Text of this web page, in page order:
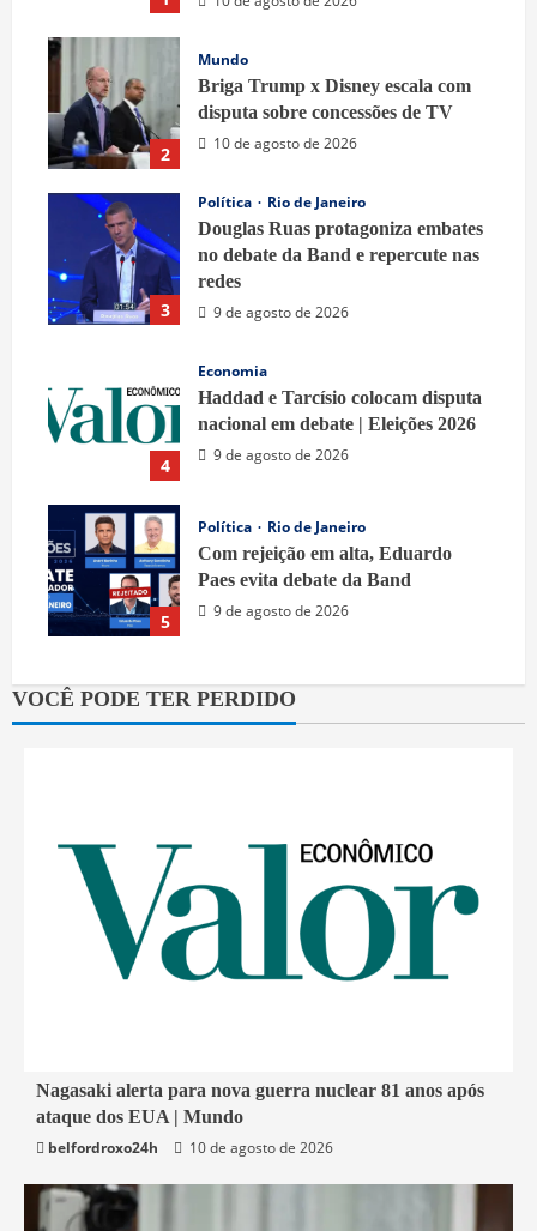
2
Mundo
Briga Trump x Disney escala com
disputa sobre concessões de TV
10 de agosto de 2026
3
Política
Rio de Janeiro
Douglas Ruas protagoniza embates
no debate da Band e repercute nas
redes
9 de agosto de 2026
4
Economia
Haddad e Tarcísio colocam disputa
nacional em debate | Eleições 2026
9 de agosto de 2026
5
Política
Rio de Janeiro
Com rejeição em alta, Eduardo
Paes evita debate da Band
9 de agosto de 2026
VOCÊ PODE TER PERDIDO
4 min read
Economia
Nagasaki alerta para nova guerra nuclear 81 anos após
ataque dos EUA | Mundo
belfordroxo24h
10 de agosto de 2026